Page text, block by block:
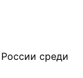
среди